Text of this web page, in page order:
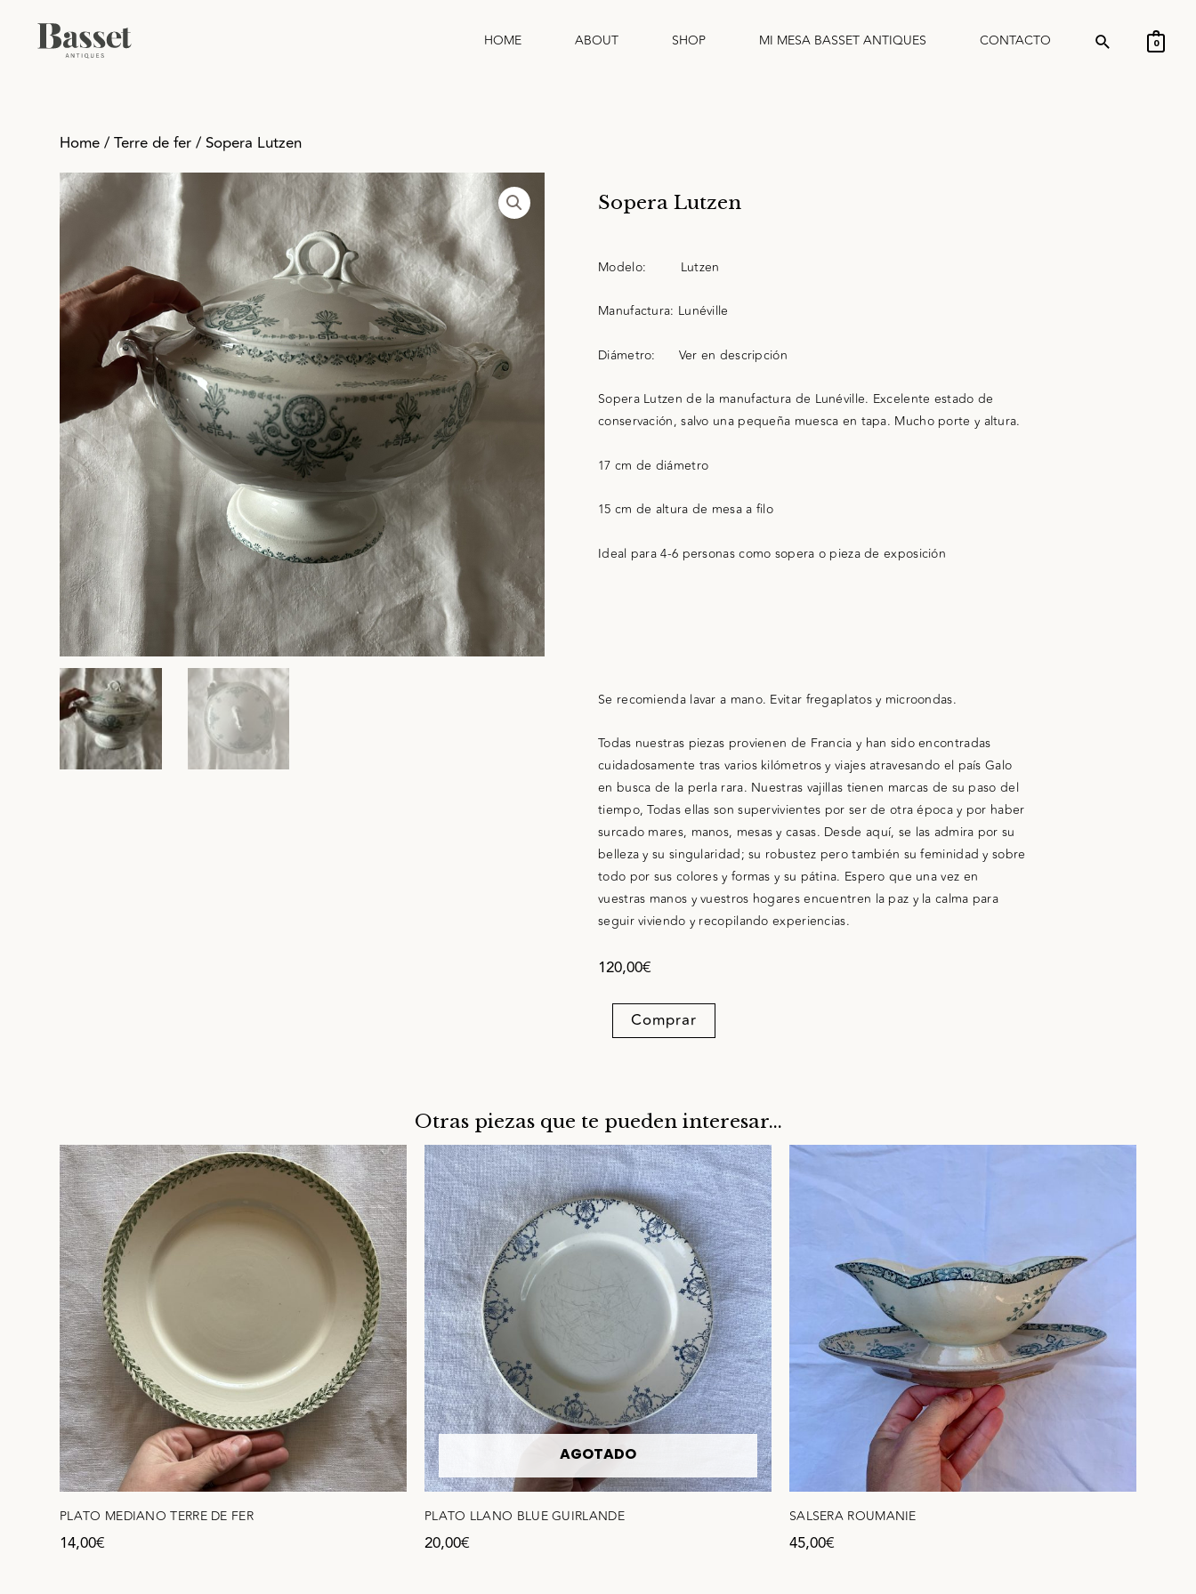
contenido
HOME ABOUT SHOP MI MESA BASSET ANTIQUES CONTACTO 0
Home/Terre de fer/ Sopera Lutzen
Sopera Lutzen
Modelo: Lutzen
Manufactura: Lunéville
Diámetro: Ver en descripción
Sopera Lutzen de la manufactura de Lunéville. Excelente estado de
conservación, salvo una pequeña muesca en tapa. Mucho porte y altura.
17 cm de diámetro
15 cm de altura de mesa a filo
Ideal para 4-6 personas como sopera o pieza de exposición
Se recomienda lavar a mano. Evitar fregaplatos y microondas.
Todas nuestras piezas provienen de Francia y han sido encontradas
cuidadosamente tras varios kilómetros y viajes atravesando el país Galo
en busca de la perla rara. Nuestras vajillas tienen marcas de su paso del
tiempo, Todas ellas son supervivientes por ser de otra época y por haber
surcado mares, manos, mesas y casas. Desde aquí, se las admira por su
belleza y su singularidad; su robustez pero también su feminidad y sobre
todo por sus colores y formas y su pátina. Espero que una vez en
vuestras manos y vuestros hogares encuentren la paz y la calma para
seguir viviendo y recopilando experiencias.
120,00€
Sopera
Lutzen
Comprar
Otras piezas que te pueden interesar...
PLATO MEDIANO TERRE DE FER
14,00€
AGOTADO
PLATO LLANO BLUE GUIRLANDE
20,00€
SALSERA ROUMANIE
45,00€